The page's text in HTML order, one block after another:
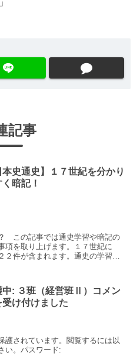
記事
門）
本史通史】１７世紀を分かり
暗記！
この記事では通史学習や暗記の
項を取り上げます。１７世紀に
２件が含まれます。通史の学習
門）
中: ３班（経営班Ⅱ）コメン
受け付けました
護されています。閲覧するには以
い。パスワード: